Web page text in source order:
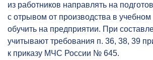
из работников направлять на
с отрывом от производства в
обучить на предприятии. При
учитывают требования п. 36, 38, 39
к приказу МЧС России № 645.